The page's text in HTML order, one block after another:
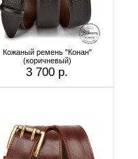
Кожаный ремень "Конан"
(коричневый)
3 700 р.